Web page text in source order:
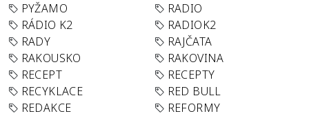
PYŽAMO
RADIO
RÁDIO K2
RADIOK2
RADY
RAJČATA
RAKOUSKO
RAKOVINA
RECEPT
RECEPTY
RECYKLACE
RED BULL
REDAKCE
REFORMY